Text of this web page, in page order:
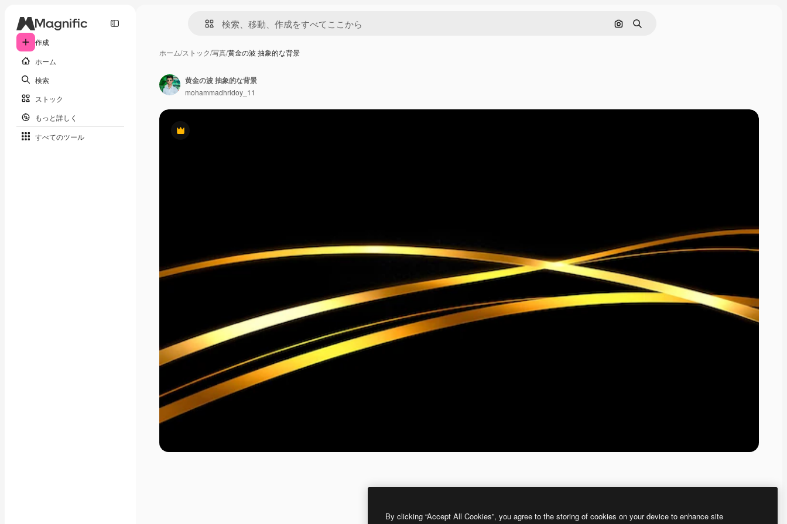
作成
ホーム
検索
ストック
もっと詳しく
すべてのツール
画像で検索
検索
ホーム/ストック/写真/黄金の波 抽象的な背景
Premium
黄金の波 抽象的な背景
mohammadhridoy_11
By clicking “Accept All Cookies”, you agree to the storing of cookies on your device to enhance site